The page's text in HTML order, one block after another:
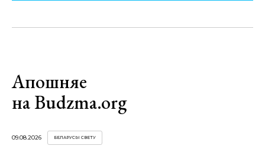
Апошняе
на Budzma.org
09.08.2026 БЕЛАРУСЫ СВЕТУ